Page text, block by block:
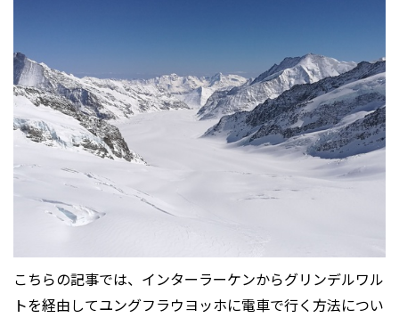
こちらの記事では、インターラーケンからグリンデルワル
トを経由してユングフラウヨッホに電車で行く方法につい